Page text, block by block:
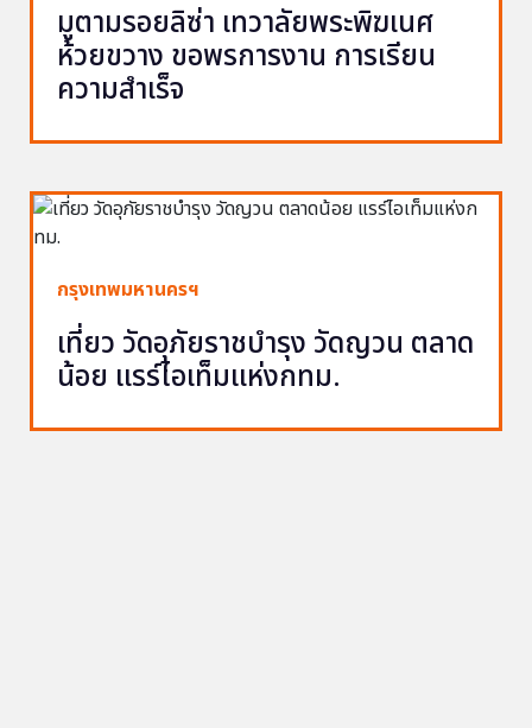
มูตามรอยลิซ่า เทวาลัยพระพิฆเนศ
ห้วยขวาง ขอพรการงาน การเรียน
ความสำเร็จ
กรุงเทพมหานครฯ
เที่ยว วัดอุภัยราชบำรุง วัดญวน ตลาด
น้อย แรร์ไอเท็มแห่งกทม.